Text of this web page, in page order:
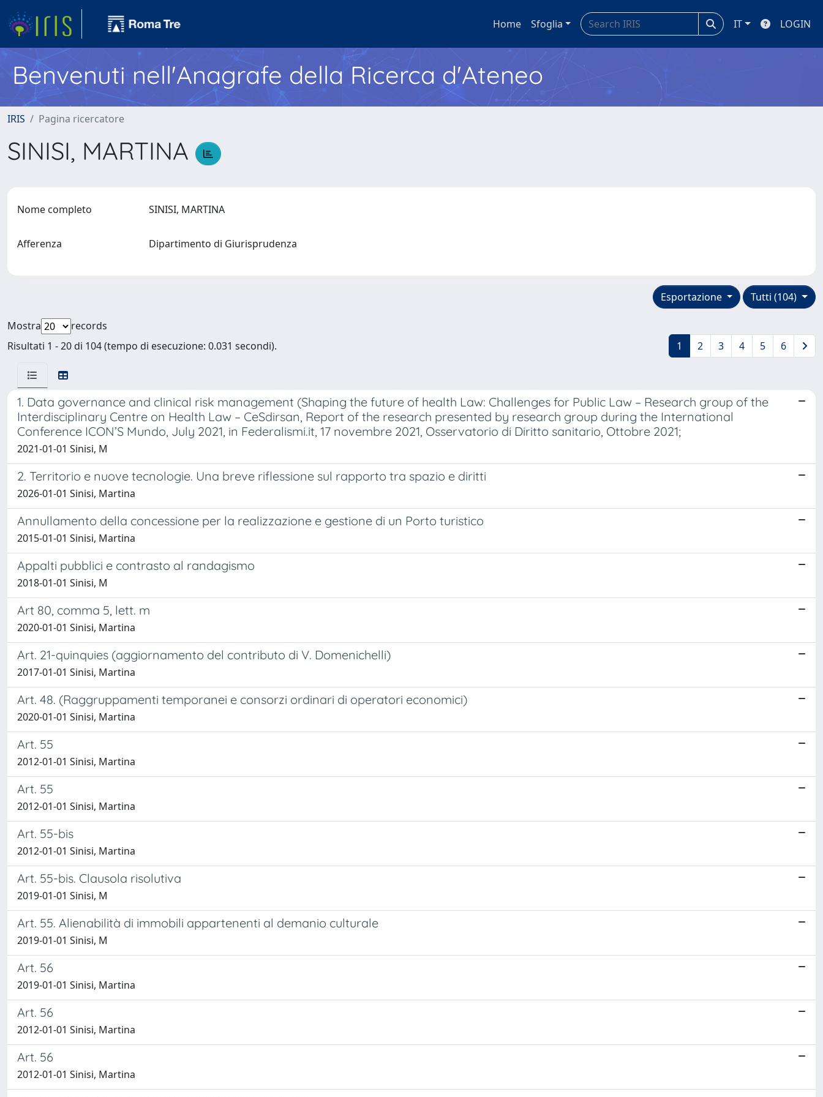
Home Sfoglia IT LOGIN
Benvenuti nell'Anagrafe della Ricerca d'Ateneo
IRIS Pagina ricercatore
SINISI, MARTINA
Nome completo SINISI, MARTINA
Afferenza Dipartimento di Giurisprudenza
Tutti (104)
Esportazione
Mostra
records
Risultati 1 - 20 di 104 (tempo di esecuzione: 0.031 secondi).
1 2 3 4 5 6
1. Data governance and clinical risk management (Shaping the future of health Law: Challenges for Public Law – Research group of the
Interdisciplinary Centre on Health Law – CeSdirsan, Report of the research presented by research group during the International
Conference ICON’S Mundo, July 2021, in Federalismi.it, 17 novembre 2021, Osservatorio di Diritto sanitario, Ottobre 2021;
2021-01-01 Sinisi, M
2. Territorio e nuove tecnologie. Una breve riflessione sul rapporto tra spazio e diritti
2026-01-01 Sinisi, Martina
Annullamento della concessione per la realizzazione e gestione di un Porto turistico
2015-01-01 Sinisi, Martina
Appalti pubblici e contrasto al randagismo
2018-01-01 Sinisi, M
Art 80, comma 5, lett. m
2020-01-01 Sinisi, Martina
Art. 21-quinquies (aggiornamento del contributo di V. Domenichelli)
2017-01-01 Sinisi, Martina
Art. 48. (Raggruppamenti temporanei e consorzi ordinari di operatori economici)
2020-01-01 Sinisi, Martina
Art. 55
2012-01-01 Sinisi, Martina
Art. 55
2012-01-01 Sinisi, Martina
Art. 55-bis
2012-01-01 Sinisi, Martina
Art. 55-bis. Clausola risolutiva
2019-01-01 Sinisi, M
Art. 55. Alienabilità di immobili appartenenti al demanio culturale
2019-01-01 Sinisi, M
Art. 56
2019-01-01 Sinisi, Martina
Art. 56
2012-01-01 Sinisi, Martina
Art. 56
2012-01-01 Sinisi, Martina